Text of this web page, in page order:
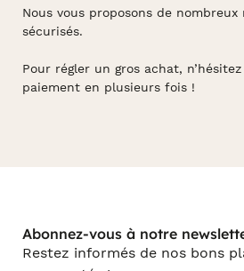
Nous vous proposons de
sécurisés.
Pour régler un gros achat,
paiement en plusieurs fois !
Abonnez-vous à notre
Restez informés de nos bons